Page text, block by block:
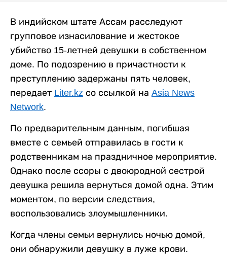
В индийском штате Ассам расследуют
групповое изнасилование и жестокое
убийство 15-летней девушки в собственном
доме. По подозрению в причастности к
преступлению задержаны пять человек,
передает Liter.kz со ссылкой на Asia News
Network.
По предварительным данным, погибшая
вместе с семьей отправилась в гости к
родственникам на праздничное мероприятие.
Однако после ссоры с двоюродной сестрой
девушка решила вернуться домой одна. Этим
моментом, по версии следствия,
воспользовались злоумышленники.
Когда члены семьи вернулись ночью домой,
они обнаружили девушку в луже крови.